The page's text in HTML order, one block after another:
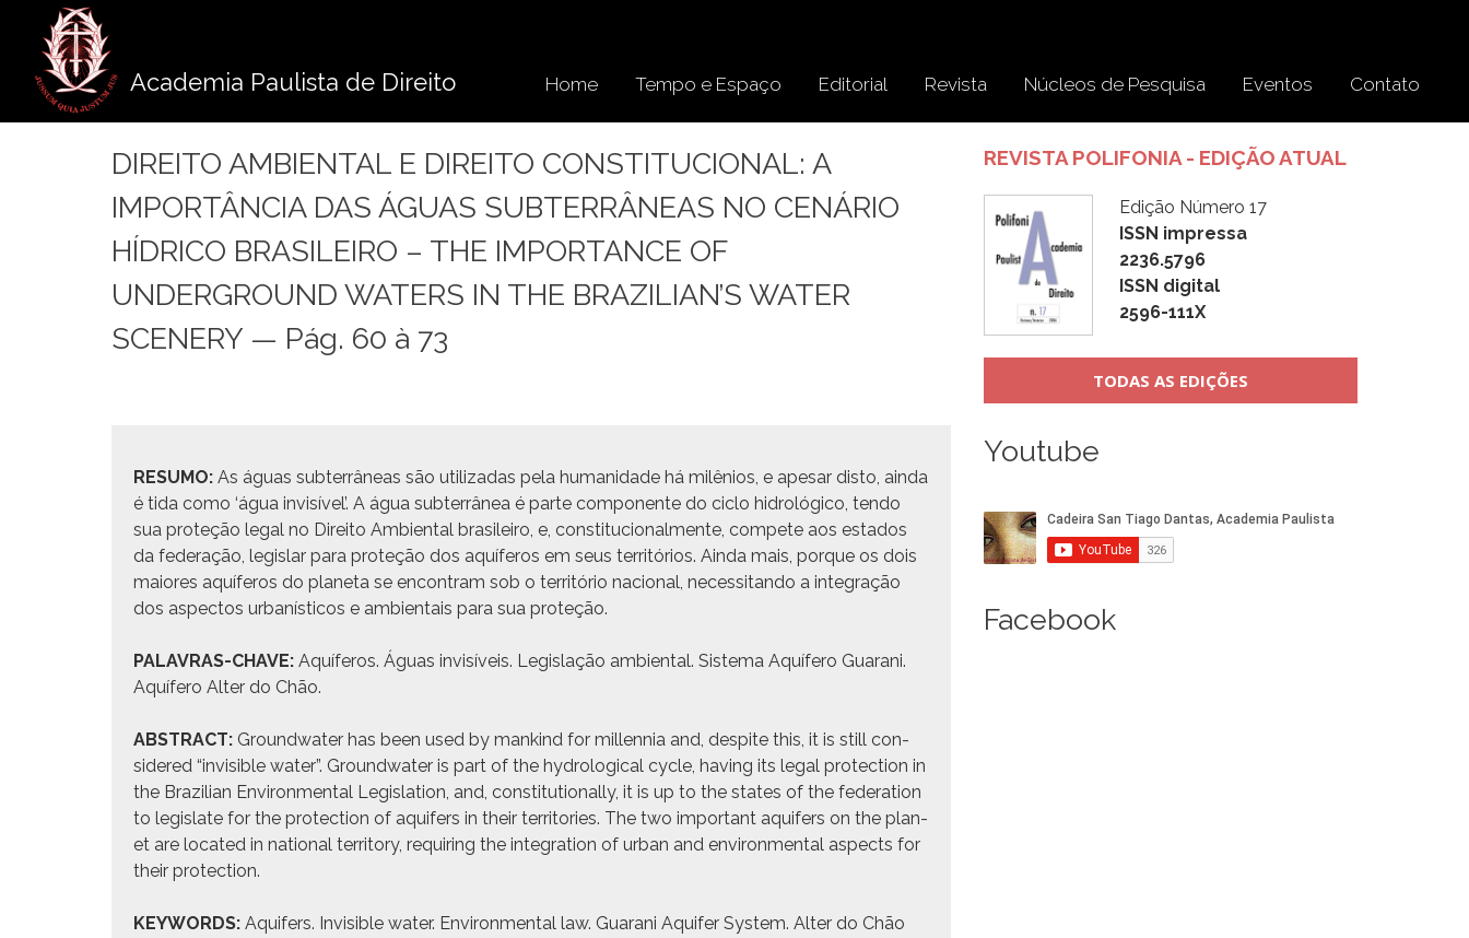
conteúdo
Academia Paulista de Direito Home Tempo e Espaço Editorial Revista Núcleos de Pesquisa Eventos Contato
DIREITO AMBIENTAL E DIREITO CONSTITUCIONAL: A
IMPORTÂNCIA DAS ÁGUAS SUBTERRÂNEAS NO CENÁRIO
HÍDRICO BRASILEIRO – THE IMPORTANCE OF
UNDERGROUND WATERS IN THE BRAZILIAN’S WATER
SCENERY — Pág. 60 à 73
RESUMO: As águas subterrâneas são uti­lizadas pela humanidade há milênios, e ape­sar dis­to, ain­da
é tida como ‘água invisível’. A água subterrânea é parte com­po­nente do ciclo hidrológico, ten­do
sua proteção legal no Dire­ito Ambi­en­tal brasileiro, e, con­sti­tu­cional­mente, com­pete aos esta­dos
da federação, leg­is­lar para proteção dos aquíferos em seus territórios. Ain­da mais, porque os dois
maiores aquíferos do plan­e­ta se encon­tram sob o território nacional, neces­si­tan­do a integração
dos aspec­tos urbanísticos e ambi­en­tais para sua proteção.
PALAVRAS-CHAVE: Aquíferos. Águas invisíveis. Legislação ambi­en­tal. Sis­tema Aquífero Guarani.
Aquífero Alter do Chão.
ABSTRACT: Ground­wa­ter has been used by mankind for mil­len­nia and, despite this, it is still con­
sid­ered “invis­i­ble water”. Ground­wa­ter is part of the hydro­log­i­cal cycle, hav­ing its legal pro­tec­tion in
the Brazil­ian Envi­ron­men­tal Leg­is­la­tion, and, con­sti­tu­tion­al­ly, it is up to the states of the fed­er­a­tion
to leg­is­late for the pro­tec­tion of aquifers in their ter­ri­to­ries. The two impor­tant aquifers on the plan­
et are locat­ed in nation­al ter­ri­to­ry, requir­ing the inte­gra­tion of urban and envi­ron­men­tal aspects for
their protection.
KEYWORDS: Aquifers. Invis­i­ble water. Envi­ron­men­tal law. Guarani Aquifer Sys­tem. Alter do Chão
REVISTA POLIFONIA - EDIÇÃO ATUAL
Edição Número 17
ISSN impressa
2236.5796
ISSN digital
2596-111X
TODAS AS EDIÇÕES
Youtube
Facebook